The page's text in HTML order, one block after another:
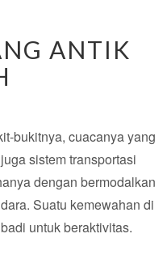
ANTIK
bukitnya, cuacanya yang
sistem transportasi
dengan bermodalkan
Suatu kemewahan di
untuk beraktivitas.